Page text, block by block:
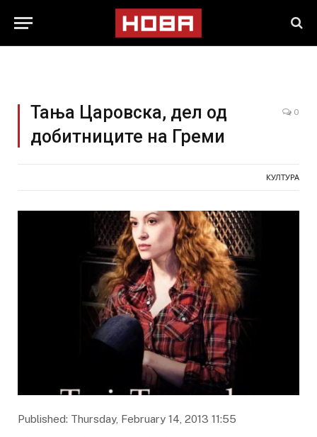
Тања Царовска, дел од
добитниците на Греми
0
КУЛТУРА
Published: Thursday, February 14, 2013 11:55